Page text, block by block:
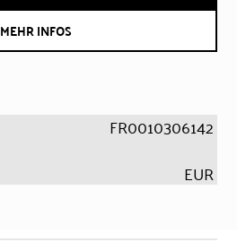
MEHR INFOS
FR0010306142
EUR